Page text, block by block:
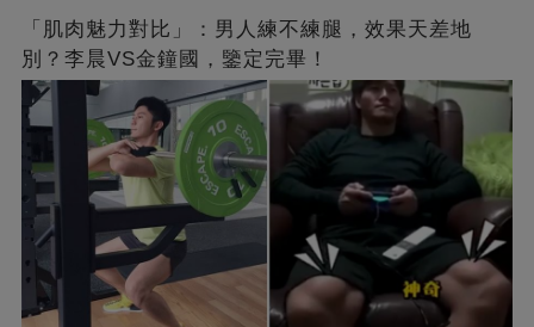
「肌肉魅力對比」：男人練不練腿，效果天差地
別？李晨VS金鐘國，鑒定完畢！